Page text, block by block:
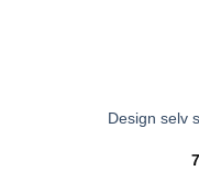
Design selv